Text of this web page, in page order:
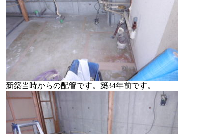
新築当時からの配管です。築34年前です。